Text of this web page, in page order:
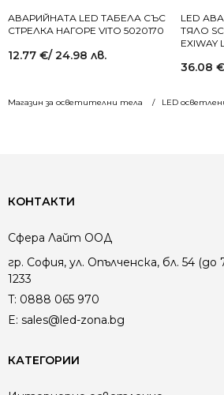
Магазин за осветителни тела LED
АВАРИЙНАТА LED ТАБЕЛА СЪС
СТРЕЛКА НАГОРЕ VITO 5020170
12.77 €/ 24.98 лв.
LED
ТЯЛО
EXIWAY
36.08 €
КОНТАКТИ
Сфера Лайт ООД
гр. София, ул. Опълченска, бл. 54 (до
1233
T: 0888 065 970
E: sales@led-zona.bg
КАТЕГОРИИ